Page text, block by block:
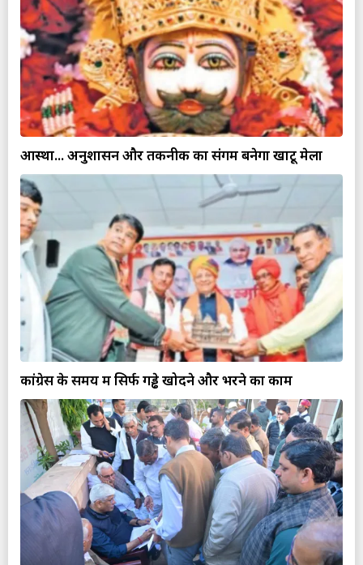
आस्था... अनुशासन और तकनीक का संगम बनेगा खाटू मेला
कांग्रेस के समय में सिर्फ गड्ढे खोदने और भरने का काम